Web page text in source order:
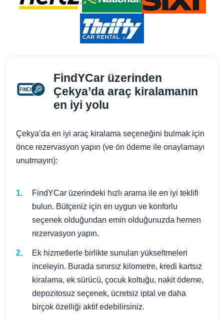
FindYCar üzerinden
Çekya’da araç kiralamanın
en iyi yolu
Çekya’da en iyi araç kiralama seçeneğini bulmak için
önce rezervasyon yapın (ve ön ödeme ile onaylamayı
unutmayın):
FindYCar üzerindeki hızlı arama ile en iyi teklifi
bulun. Bütçeniz için en uygun ve konforlu
seçenek olduğundan emin olduğunuzda hemen
rezervasyon yapın.
Ek hizmetlerle birlikte sunulan yükseltmeleri
inceleyin. Burada sınırsız kilometre, kredi kartsız
kiralama, ek sürücü, çocuk koltuğu, nakit ödeme,
depozitosuz seçenek, ücretsiz iptal ve daha
birçok özelliği aktif edebilirsiniz.